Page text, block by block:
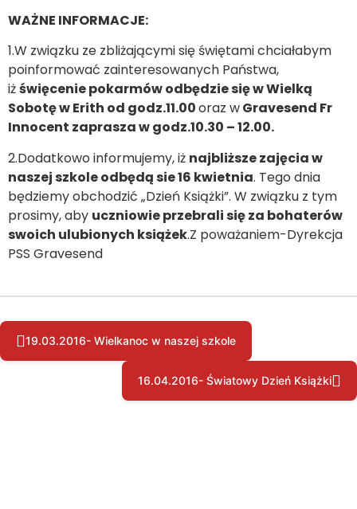
WAŻNE INFORMACJE:
1.W związku ze zbliżającymi się świętami chciałabym
poinformować zainteresowanych Państwa,
iżświęcenie pokarmów odbędzie się w Wielką
Sobotę w Erith od godz.11.00oraz wGravesend Fr
Innocent zaprasza w godz.10.30 – 12.00.
2.Dodatkowo informujemy, iż najbliższe zajęcia w
naszej szkole odbędą sie 16 kwietnia. Tego dnia
będziemy obchodzić „Dzień Książki”. W związku z tym
prosimy, aby uczniowie przebrali się za bohaterów
swoich ulubionych książek.Z poważaniem-Dyrekcja
PSS Gravesend
19.03.2016- Wielkanoc w naszej szkole
16.04.2016- Światowy Dzień Książki